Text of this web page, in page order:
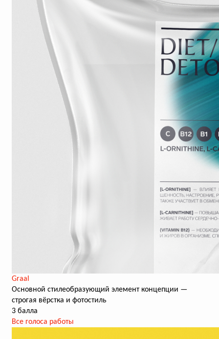
Graal
Основной стилеобразующий элемент концепции —
строгая вёрстка и фотостиль
3 балла
Все голоса работы